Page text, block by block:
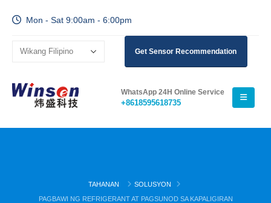
Mon - Sat 9:00am - 6:00pm
Get Sensor Recommendation
WhatsApp 24H Online Service
+8618595618735
TAHANAN
SOLUSYON
PAGBAWI NG REFRIGERANT AT PAGSUNOD SA KAPALIGIRAN